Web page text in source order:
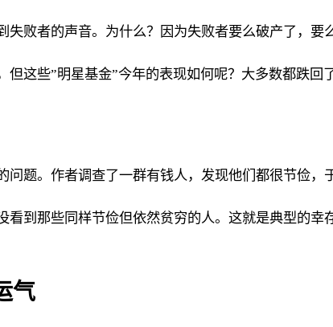
败者的声音。为什么？因为失败者要么破产了，要
这些”明星基金”今年的表现如何呢？大多数都跌回
题。作者调查了一群有钱人，发现他们都很节俭，
到那些同样节俭但依然贫穷的人。这就是典型的幸
气